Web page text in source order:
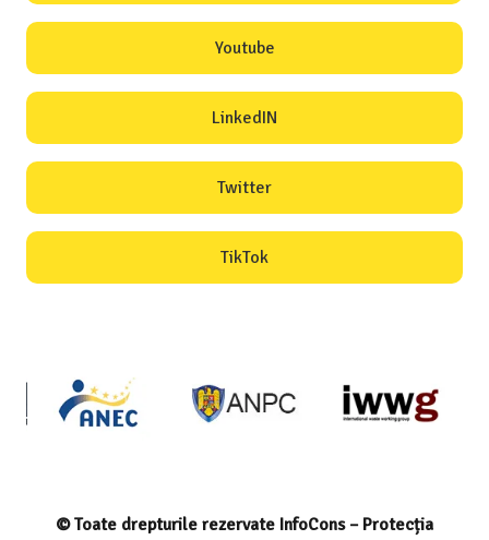
Youtube
LinkedIN
Twitter
TikTok
© Toate drepturile rezervate InfoCons – Protecția